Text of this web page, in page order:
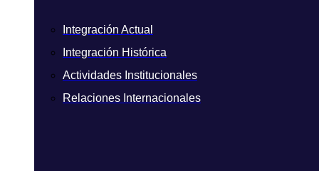
Integración Actual
Integración Histórica
Actividades Institucionales
Relaciones Internacionales